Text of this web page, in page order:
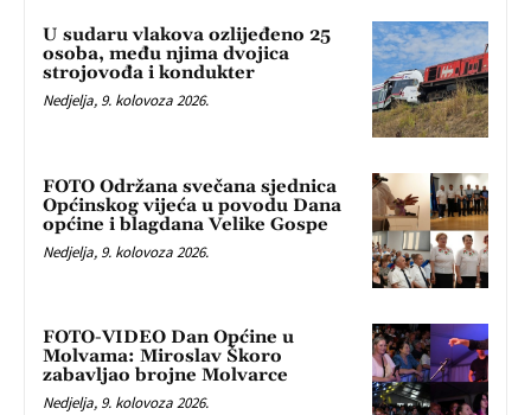
U sudaru vlakova ozlijeđeno 25
osoba, među njima dvojica
strojovođa i kondukter
Nedjelja, 9. kolovoza 2026.
FOTO Održana svečana sjednica
Općinskog vijeća u povodu Dana
općine i blagdana Velike Gospe
Nedjelja, 9. kolovoza 2026.
FOTO-VIDEO Dan Općine u
Molvama: Miroslav Škoro
zabavljao brojne Molvarce
Nedjelja, 9. kolovoza 2026.